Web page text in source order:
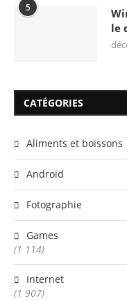
5
le
CATÉGORIES
Aliments et boissons
Android
Fotographie
Games
(1 114)
Internet
(1 907)